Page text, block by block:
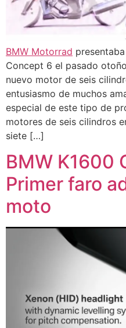
BMW Motorrad
Concept 6 el pasado
nuevo motor de seis
entusiasmo de muchos
especial de este tipo de
motores de seis cilindros
siete […]
BMW K1600
Primer faro
moto